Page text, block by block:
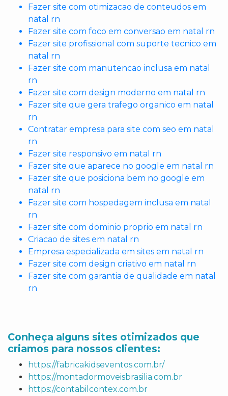
Fazer site com otimizacao de conteudos em
natal rn
Fazer site com foco em conversao em natal rn
Fazer site profissional com suporte tecnico em
natal rn
Fazer site com manutencao inclusa em natal
rn
Fazer site com design moderno em natal rn
Fazer site que gera trafego organico em natal
rn
Contratar empresa para site com seo em natal
rn
Fazer site responsivo em natal rn
Fazer site que aparece no google em natal rn
Fazer site que posiciona bem no google em
natal rn
Fazer site com hospedagem inclusa em natal
rn
Fazer site com dominio proprio em natal rn
Criacao de sites em natal rn
Empresa especializada em sites em natal rn
Fazer site com design criativo em natal rn
Fazer site com garantia de qualidade em natal
rn
Conheça alguns sites otimizados que
criamos para nossos clientes:
https://fabricakidseventos.com.br/
https://montadormoveisbrasilia.com.br
https://contabilcontex.com.br